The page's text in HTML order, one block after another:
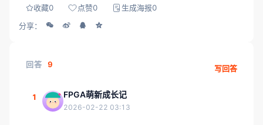
收藏0 点赞0 生成海报0
分享：
回答 9 写回答
1 FPGA萌新成长记
2026-02-22 03:13